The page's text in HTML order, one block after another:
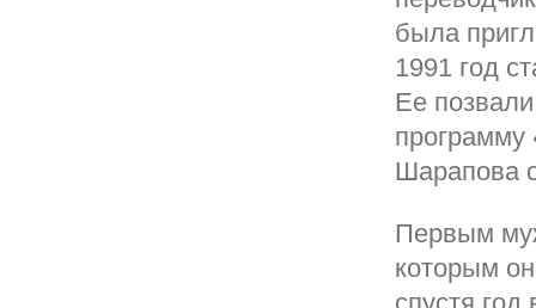
была
1991 год
Ее
программу
Шарапова
Первым
которым